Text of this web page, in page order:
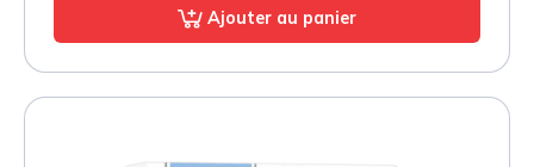
Ajouter au panier